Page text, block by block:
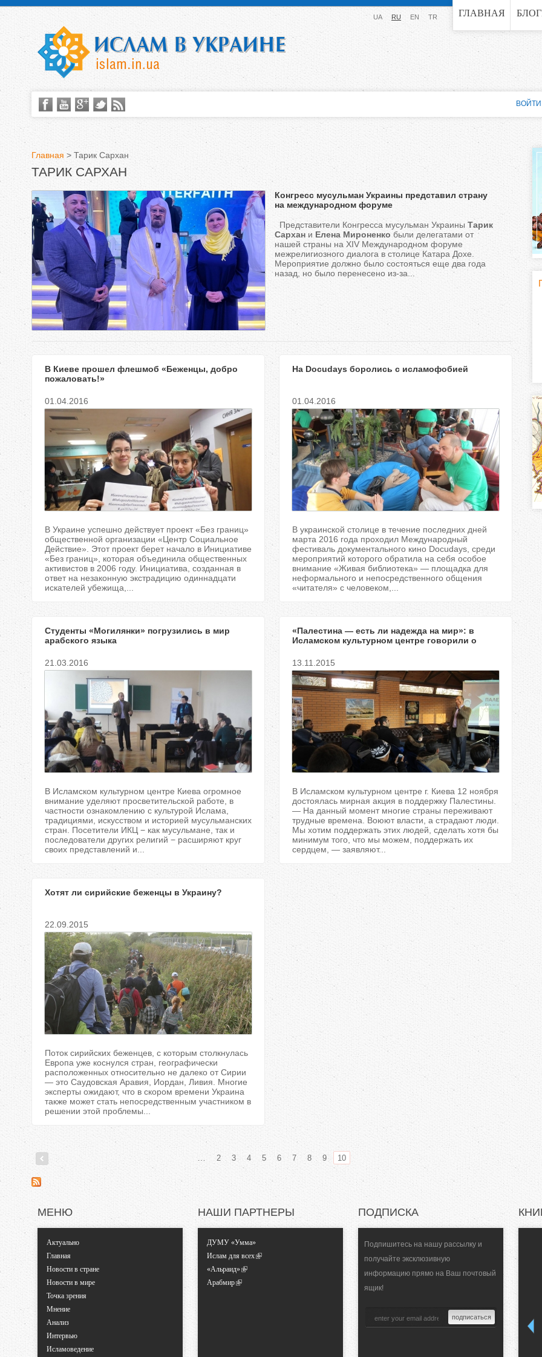
Jump to navigation ГЛАВНАЯ
UA RU EN TR
В
ы
з
д
е
с
ь
Главная > Тарик Сархан
ТАРИК САРХАН
Конгресс мусульман Украины представил страну
на международном форуме
Представители Конгресса мусульман Украины Тарик
Сархани Елена Мироненко были делегатами от
нашей страны на XIV Международном форуме
межрелигиозного диалога в столице Катара Дохе.
Мероприятие должно было состояться еще два года
назад, но было перенесено из-за...
В Киеве прошел флешмоб «Беженцы, добро
пожаловать!»
01.04.2016
В Украине успешно действует проект «Без границ»
общественной организации «Центр Социальное
Действие». Этот проект берет начало в Инициативе
«Без границ», которая объединила общественных
активистов в 2006 году. Инициатива, созданная в
ответ на незаконную экстрадицию одиннадцати
искателей убежища,...
На Docudays боролись с исламофобией
01.04.2016
В украинской столице в течение последних дней
марта 2016 года проходил Международный
фестиваль документального кино Docudays, среди
мероприятий которого обратила на себя особое
внимание «Живая библиотека» — площадка для
неформального и непосредственного общения
«читателя» с человеком,...
Студенты «Могилянки» погрузились в мир
арабского языка
21.03.2016
В Исламском культурном центре Киева огромное
внимание уделяют просветительской работе, в
частности ознакомлению с культурой Ислама,
традициями, искусством и историей мусульманских
стран. Посетители ИКЦ − как мусульмане, так и
последователи других религий − расширяют круг
своих представлений и...
«Палестина — есть ли надежда на мир»: в
Исламском культурном центре говорили о
13.11.2015
В Исламском культурном центре г. Киева 12 ноября
достоялась мирная акция в поддержку Палестины.
— На данный момент многие страны переживают
трудные времена. Воюют власти, а страдают люди.
Мы хотим поддержать этих людей, сделать хотя бы
минимум того, что мы можем, поддержать их
сердцем, — заявляют...
Хотят ли сирийские беженцы в Украину?
22.09.2015
Поток сирийских беженцев, с которым столкнулась
Европа уже коснулся стран, географически
расположенных относительно не далеко от Сирии
— это Саудовская Аравия, Иордан, Ливия. Многие
экcперты ожидают, что в скором времени Украина
также может стать непосредственным участником в
решении этой проблемы...
С
р
ц
2 3 4 5 6 7 8 9 10
ВОЙТИ
з
о
н
т
а
ь
е
а
к
к
к
)
МЕНЮ
Актуально
Главная
Новости в стране
Новости в мире
Точка зрения
Мнение
Анализ
Интервью
Исламоведение
НАШИ ПАРТНЕРЫ
ДУМУ «Умма»
Ислам для всех
«Альраид»
Арабмир
ПОДПИСКА
Подпишитесь на нашу рассылку и
получайте эксклюзивную
информацию прямо на Ваш почтовый
ящик!